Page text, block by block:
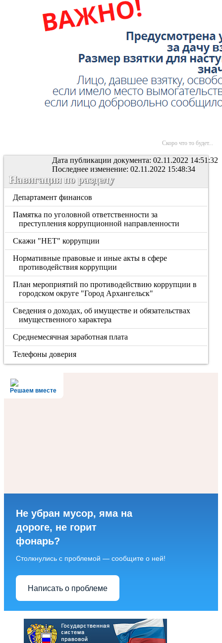
Скоро что то будет...
Дата публикации документа: 02.11.2022 14:51:32
Последнее изменение: 02.11.2022 15:48:34
Навигация по разделу
Департамент финансов
Памятка по уголовной ответственности за
преступления коррупционной направленности
Скажи "НЕТ" коррупции
Нормативные правовые и иные акты в сфере
противодействия коррупции
План мероприятий по противодействию коррупции в
городском округе "Город Архангельск"
Сведения о доходах, об имуществе и обязательствах
имущественного характера
Cреднемесячная заработная плата
Телефоны доверия
Решаем вместе
Не убран мусор, яма на
дороге, не горит
фонарь?
Столкнулись с проблемой — сообщите о ней!
Написать о проблеме